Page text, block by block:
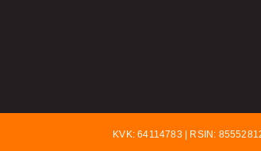
KVK: 64114783 | RSIN: